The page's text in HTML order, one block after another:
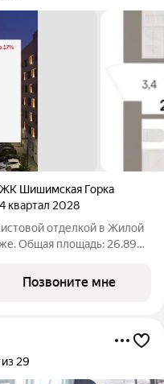
ЖК Шишимская Горка
квартал 2028
отделкой в Жилой
Общая площадь: 26.89
вид во двор,
Позвоните мне
29